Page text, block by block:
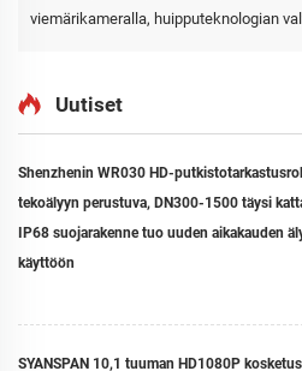
viemärikameralla, huipputeknologian
anturilla, se...
Uutiset
Shenzhenin WR030 HD-
tekoälyyn perustuva, DN300-1500 täysi
IP68 suojarakenne tuo uuden aikakauden
käyttöön
SYANSPAN 10,1 tuuman HD1080P